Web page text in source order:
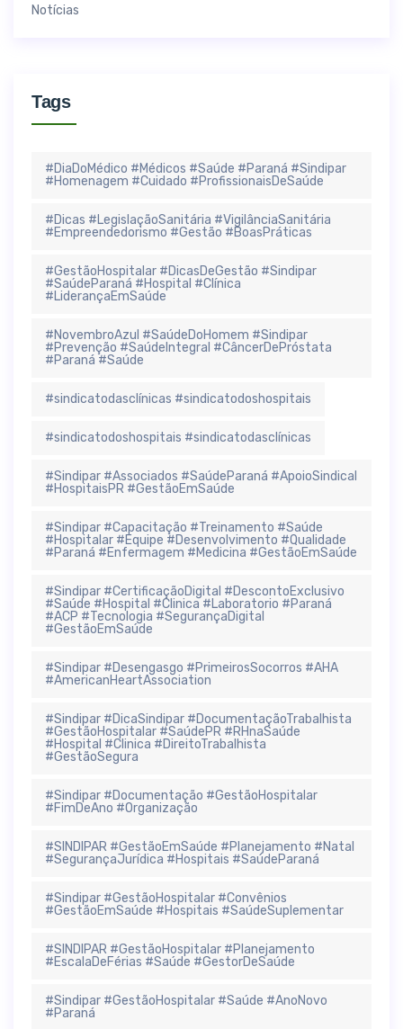
Notícias
Tags
#DiaDoMédico #Médicos #Saúde #Paraná #Sindipar
#Homenagem #Cuidado #ProfissionaisDeSaúde
#Dicas #LegislaçãoSanitária #VigilânciaSanitária
#Empreendedorismo #Gestão #BoasPráticas
#GestãoHospitalar #DicasDeGestão #Sindipar
#SaúdeParaná #Hospital #Clínica
#LiderançaEmSaúde
#NovembroAzul #SaúdeDoHomem #Sindipar
#Prevenção #SaúdeIntegral #CâncerDePróstata
#Paraná #Saúde
#sindicatodasclínicas #sindicatodoshospitais
#sindicatodoshospitais #sindicatodasclínicas
#Sindipar #Associados #SaúdeParaná #ApoioSindical
#HospitaisPR #GestãoEmSaúde
#Sindipar #Capacitação #Treinamento #Saúde
#Hospitalar #Equipe #Desenvolvimento #Qualidade
#Paraná #Enfermagem #Medicina #GestãoEmSaúde
#Sindipar #CertificaçãoDigital #DescontoExclusivo
#Saúde #Hospital #Clinica #Laboratorio #Paraná
#ACP #Tecnologia #SegurançaDigital
#GestãoEmSaúde
#Sindipar #Desengasgo #PrimeirosSocorros #AHA
#AmericanHeartAssociation
#Sindipar #DicaSindipar #DocumentaçãoTrabalhista
#GestãoHospitalar #SaúdePR #RHnaSaúde
#Hospital #Clinica #DireitoTrabalhista
#GestãoSegura
#Sindipar #Documentação #GestãoHospitalar
#FimDeAno #Organização
#SINDIPAR #GestãoEmSaúde #Planejamento #Natal
#SegurançaJurídica #Hospitais #SaúdeParaná
#Sindipar #GestãoHospitalar #Convênios
#GestãoEmSaúde #Hospitais #SaúdeSuplementar
#SINDIPAR #GestãoHospitalar #Planejamento
#EscalaDeFérias #Saúde #GestorDeSaúde
#Sindipar #GestãoHospitalar #Saúde #AnoNovo
#Paraná